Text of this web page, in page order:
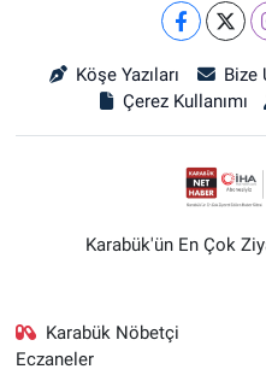
Köşe Yazıları Bize
Çerez Kullanımı
Karabük'ün En Çok
Karabük Nöbetçi
Eczaneler